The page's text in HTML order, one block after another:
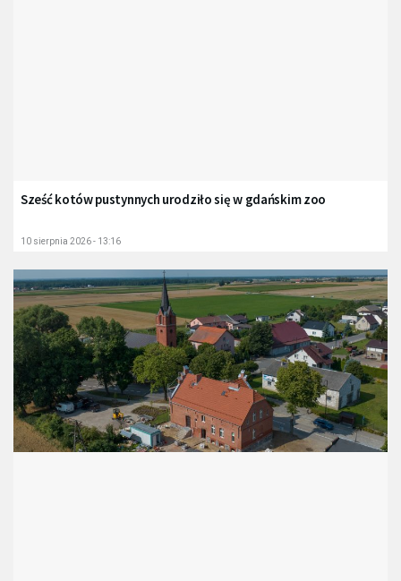
Sześć kotów pustynnych urodziło się w gdańskim zoo
10 sierpnia 2026 - 13:16